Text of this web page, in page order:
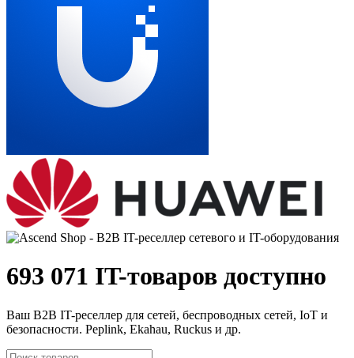
693 071 IT-товаров доступно
Ваш B2B IT-реселлер для сетей, беспроводных сетей, IoT и
безопасности. Peplink, Ekahau, Ruckus и др.